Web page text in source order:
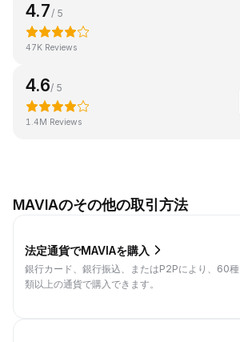
4.7/ 5
47K Reviews
4.6/ 5
1.4M Reviews
MAVIAのその他の取引方法
法定通貨でMAVIAを購入
銀行カード、銀行振込、またはP2Pにより、60種
類以上の通貨で購入できます。